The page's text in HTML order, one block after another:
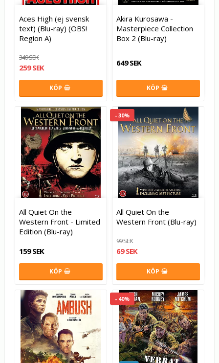
Aces High (ej svensk
text) (Blu-ray) (OBS!
Region A)
349 SEK
259 SEK
KÖP
Akira Kurosawa -
Masterpiece Collection
Box 2 (Blu-ray)
649 SEK
KÖP
All Quiet On the
Western Front - Limited
Edition (Blu-ray)
159 SEK
KÖP
- 30%
All Quiet On the
Western Front (Blu-ray)
99 SEK
69 SEK
KÖP
- 40%